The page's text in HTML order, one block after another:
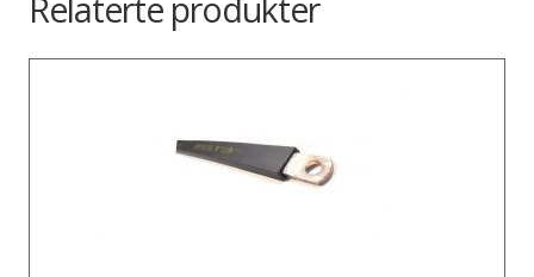
Relaterte produkter